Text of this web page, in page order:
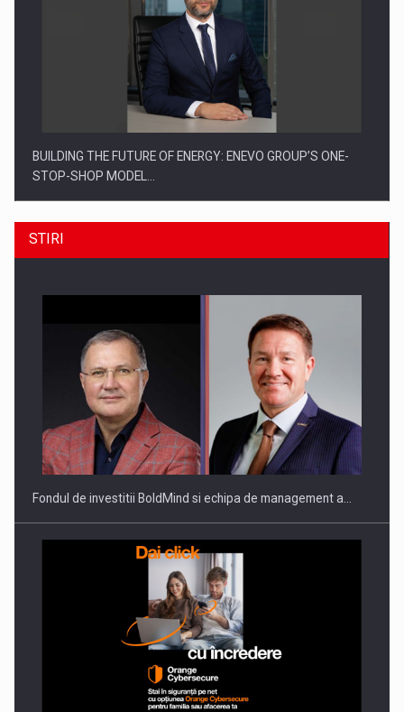
BUILDING THE FUTURE OF ENERGY: ENEVO GROUP’S ONE-
STOP-SHOP MODEL…
ROOTED IN ROMANIA, BUILT TO DELIVER TECHNOLOGY FOR
THE…
PUTTING ROMANIAN CORPORATE COMPANIES ON THE
INTERNATIONAL BUSINESS SCENE
STIRI
Fondul de investitii BoldMind si echipa de management a…